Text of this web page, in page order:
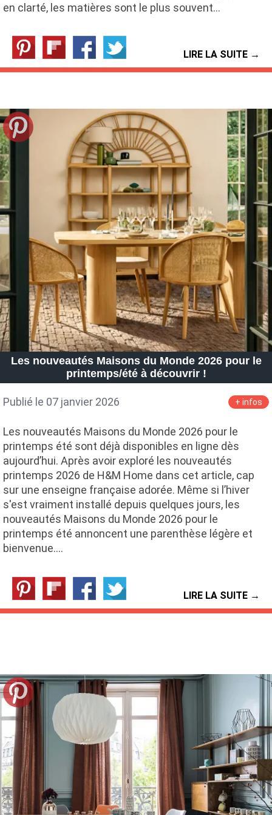
en clarté, les matières sont le plus souvent…
LIRE LA SUITE →
Les nouveautés Maisons du Monde 2026 pour le
printemps/été à découvrir !
Publié le 07 janvier 2026 + infos
Les nouveautés Maisons du Monde 2026 pour le
printemps été sont déjà disponibles en ligne dès
aujourd’hui. Après avoir exploré les nouveautés
printemps 2026 de H&M Home dans cet article, cap
sur une enseigne française adorée. Même si l’hiver
s'est vraiment installé depuis quelques jours, les
nouveautés Maisons du Monde 2026 pour le
printemps été annoncent une parenthèse légère et
bienvenue.…
LIRE LA SUITE →